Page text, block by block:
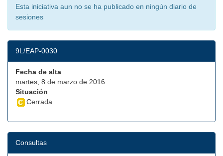
Esta iniciativa aun no se ha publicado en ningún diario de
sesiones
9L/EAP-0030
Fecha de alta
martes, 8 de marzo de 2016
Situación
Cerrada
Consultas